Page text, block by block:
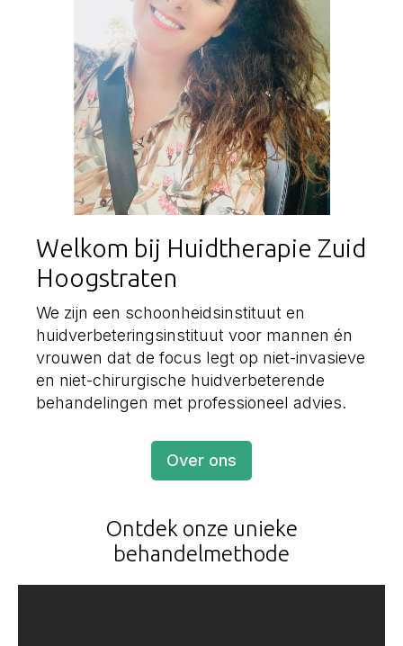
Welkom bij Huidtherapie Zuid
Hoogstraten
We zijn een schoonheidsinstituut en
huidverbeteringsinstituut voor mannen én
vrouwen dat de focus legt op niet-invasieve
en niet-chirurgische huidverbeterende
behandelingen met professioneel advies.
Over ons
Ontdek onze unieke
behandelmethode